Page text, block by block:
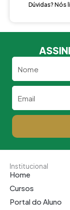
Dúvidas? Nós
Institucional
Home
Cursos
Portal do Aluno